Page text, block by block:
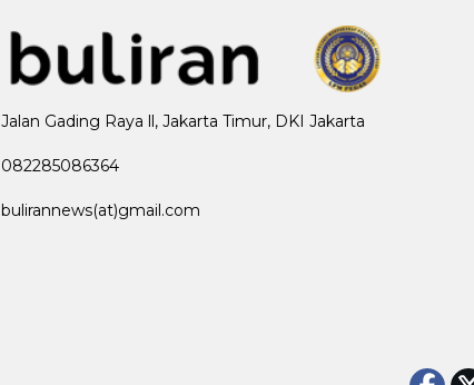
Jalan Gading Raya ll, Jakarta Timur, DKI Jakarta
082285086364
bulirannews(at)gmail.com